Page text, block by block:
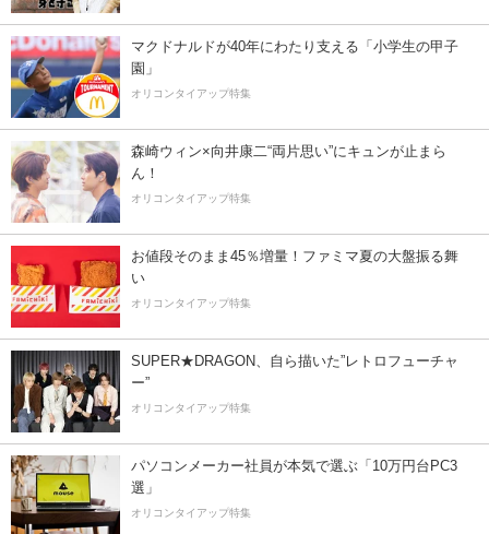
マクドナルドが40年にわたり支える「小学生の甲子
園」
オリコンタイアップ特集
森崎ウィン×向井康二“両片思い”にキュンが止まら
ん！
オリコンタイアップ特集
お値段そのまま45％増量！ファミマ夏の大盤振る舞
い
オリコンタイアップ特集
SUPER★DRAGON、自ら描いた”レトロフューチャ
ー”
オリコンタイアップ特集
パソコンメーカー社員が本気で選ぶ「10万円台PC3
選」
オリコンタイアップ特集